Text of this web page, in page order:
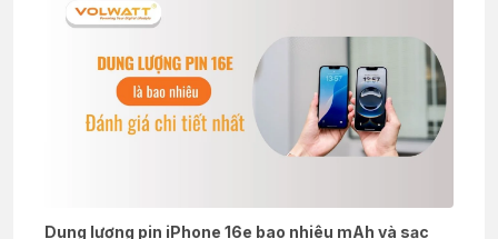
Dung lượng pin iPhone 16e bao nhiêu mAh và sạc